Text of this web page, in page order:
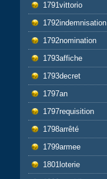
1791vittorio
1792indemnisation
1792nomination
1793affiche
1793decret
1797an
1797requisition
1798arrêté
1799armee
1801loterie